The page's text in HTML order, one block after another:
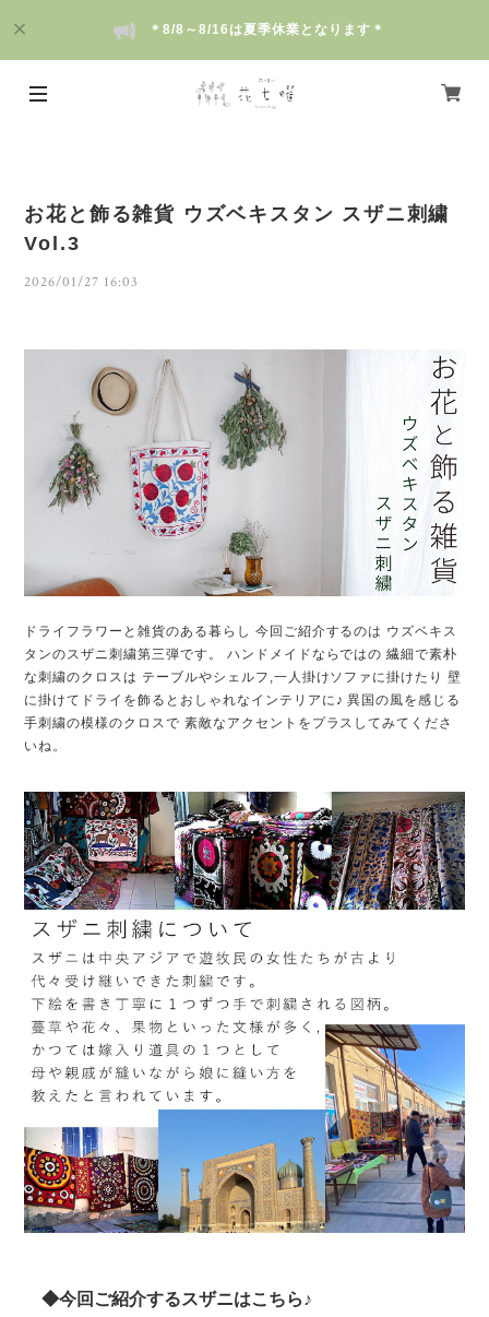
＊8/8～8/16は夏季休業となります＊
お花と飾る雑貨 ウズベキスタン スザニ刺繍
Vol.3
2026/01/27 16:03
ドライフラワーと雑貨のある暮らし 今回ご紹介するのは ウズベキス
タンのスザニ刺繍第三弾です。 ハンドメイドならではの 繊細で素朴
な刺繍のクロスは テーブルやシェルフ,一人掛けソファに掛けたり 壁
に掛けてドライを飾るとおしゃれなインテリアに♪ 異国の風を感じる
手刺繍の模様のクロスで 素敵なアクセントをプラスしてみてくださ
いね。
◆今回ご紹介するスザニはこちら♪